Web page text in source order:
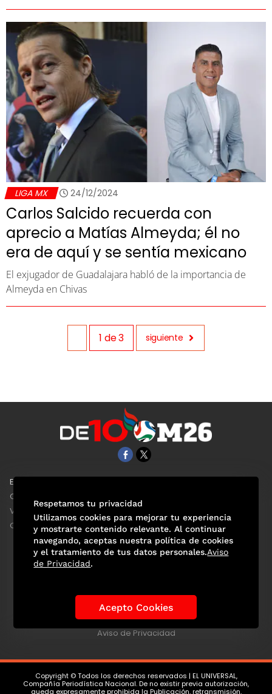
LIGA MX 24/12/2024
Carlos Salcido recuerda con
aprecio a Matías Almeyda; él no
era de aquí y se sentía mexicano
El exjugador de Guadalajara habló de la importancia de
Almeyda en Chivas
1 de3 siguiente
EL UNIVERSAL
Clase
ViveUSA
Confabulario
Historia de los Mundiales Lo viral Anécdotas Mundialistas
Las Figuras Tendencias Directorio
Aviso de Privacidad
Copyright © Todos los derechos reservados | EL UNIVERSAL,
Compañía Periodística Nacional. De no existir previa autorización,
queda expresamente prohibida la Publicación, retransmisión,
Respetamos tu privacidad
Utilizamos cookies para mejorar tu experiencia
y mostrarte contenido relevante. Al continuar
navegando, aceptas nuestra política de cookies
y el tratamiento de tus datos personales.Aviso
de Privacidad.
Acepto Cookies